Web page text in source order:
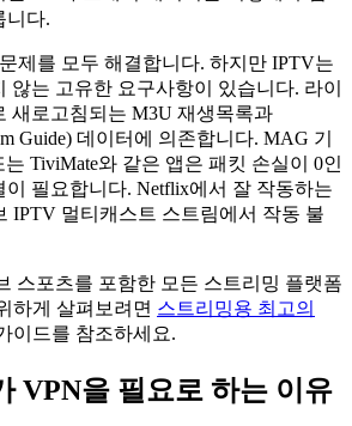
니다.
제를 모두 해결합니다. 하지만 IPTV는
않는 고유한 요구사항이 있습니다. 라이
새로고침되는 M3U 재생목록과
Guide) 데이터에 의존합니다. MAG 기
는 TiviMate와 같은 앱은 패킷 손실이 0인
필요합니다. Netflix에서 잘 작동하는
IPTV 멀티캐스트 스트림에서 작동 불
스포츠를 포함한 모든 스트리밍 플랫폼
하게 살펴보려면 스트리밍용 최고의
이드를 참조하세요.
VPN을 필요로 하는 이유